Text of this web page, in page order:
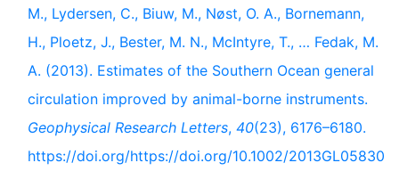
M., Lydersen, C., Biuw, M., Nøst, O. A., Bornemann,
H., Ploetz, J., Bester, M. N., McIntyre, T., … Fedak, M.
A. (2013). Estimates of the Southern Ocean general
circulation improved by animal-borne instruments.
Geophysical Research Letters, 40(23), 6176–6180.
https://doi.org/https://doi.org/10.1002/2013GL05830